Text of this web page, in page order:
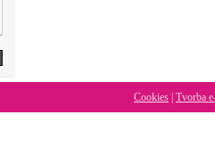
Cookies Tvorba